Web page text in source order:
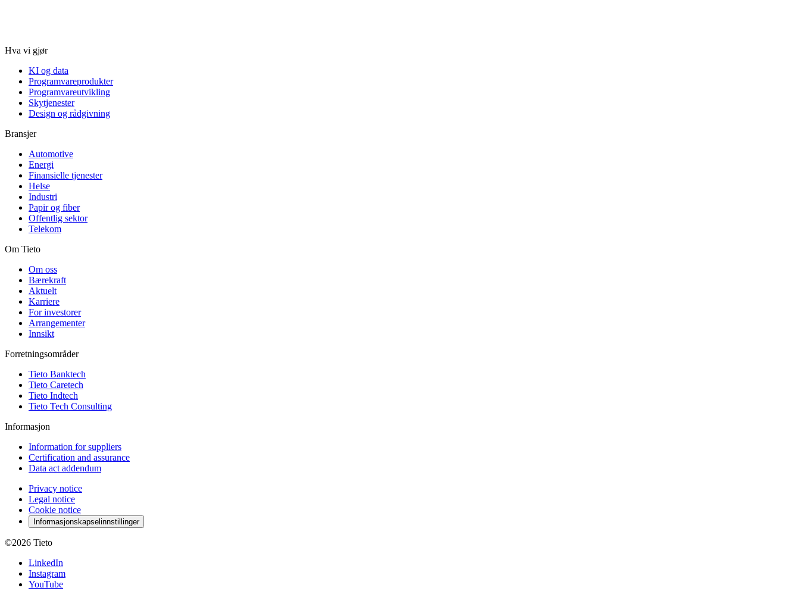
Hva vi gjør
KI og data
Programvareprodukter
Programvareutvikling
Skytjenester
Design og rådgivning
Bransjer
Automotive
Energi
Finansielle tjenester
Helse
Industri
Papir og fiber
Offentlig sektor
Telekom
Om Tieto
Om oss
Bærekraft
Aktuelt
Karriere
For investorer
Arrangementer
Innsikt
Forretningsområder
Tieto Banktech
Tieto Caretech
Tieto Indtech
Tieto Tech Consulting
Informasjon
Information for suppliers
Certification and assurance
Data act addendum
Privacy notice
Legal notice
Cookie notice
Informasjonskapselinnstillinger
©2026 Tieto
LinkedIn
Instagram
YouTube